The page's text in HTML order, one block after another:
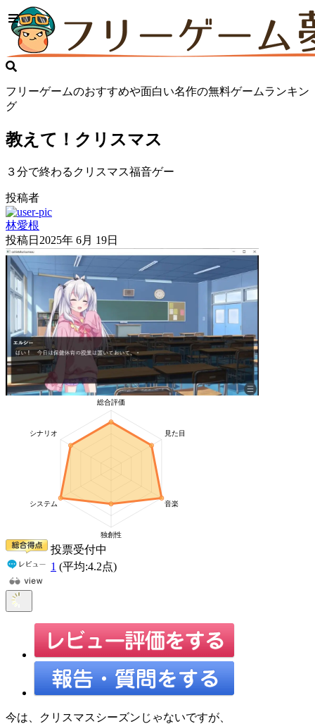
フリーゲームのおすすめや面白い名作の無料ゲームランキン
グ
教えて！クリスマス
３分で終わるクリスマス福音ゲー
投稿者
林愛根
投稿日 2025年 6月 19日
投票受付中
1 (平均:4.2点)
今は、クリスマスシーズンじゃないですが、